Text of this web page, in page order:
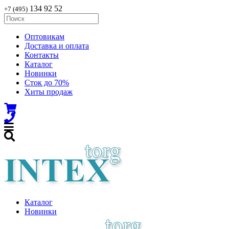
+7 (495) 134 92 52
Оптовикам
Доставка и оплата
Контакты
Каталог
Новинки
Сток до 70%
Хиты продаж
Каталог
Новинки